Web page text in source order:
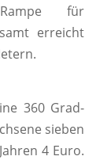
für
erreicht
360 Grad-
sieben
4 Euro.